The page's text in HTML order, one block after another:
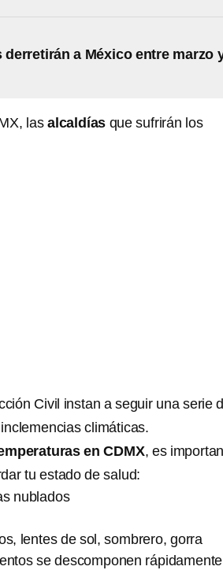
a México entre marzo
las alcaldías que sufrirán los
Civil instan a seguir una serie
climáticas.
en CDMX, es
tu estado de salud:
nublados
lentes de sol, sombrero, gorra
se descomponen rápidamente